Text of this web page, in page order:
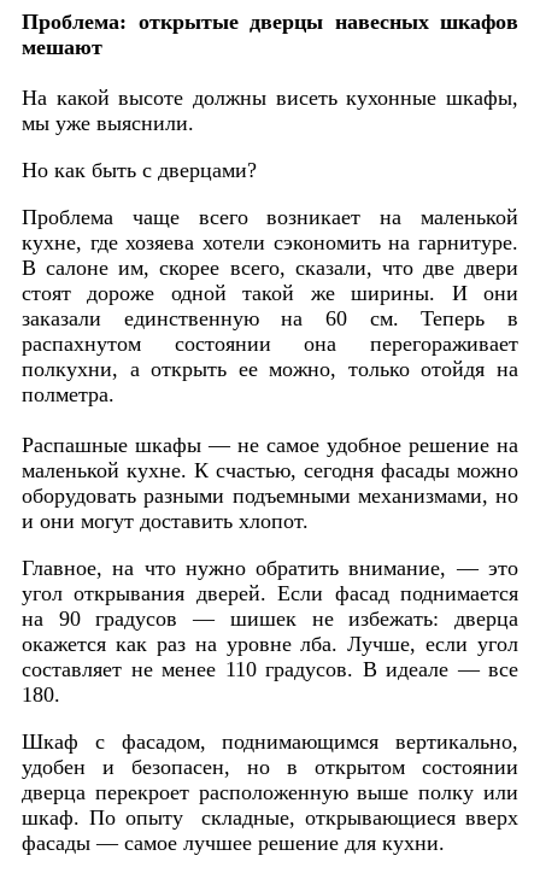
Проблема: открытые дверцы навесных шкафов
мешают
На какой высоте должны висеть кухонные шкафы,
мы уже выяснили.
Но как быть с дверцами?
Проблема чаще всего возникает на маленькой
кухне, где хозяева хотели сэкономить на гарнитуре.
В салоне им, скорее всего, сказали, что две двери
стоят дороже одной такой же ширины. И они
заказали единственную на 60 см. Теперь в
распахнутом состоянии она перегораживает
полкухни, а открыть ее можно, только отойдя на
полметра.
Распашные шкафы — не самое удобное решение на
маленькой кухне. К счастью, сегодня фасады можно
оборудовать разными подъемными механизмами, но
и они могут доставить хлопот.
Главное, на что нужно обратить внимание, — это
угол открывания дверей. Если фасад поднимается
на 90 градусов — шишек не избежать: дверца
окажется как раз на уровне лба. Лучше, если угол
составляет не менее 110 градусов. В идеале — все
180.
Шкаф с фасадом, поднимающимся вертикально,
удобен и безопасен, но в открытом состоянии
дверца перекроет расположенную выше полку или
шкаф. По опыту складные, открывающиеся вверх
фасады — самое лучшее решение для кухни.